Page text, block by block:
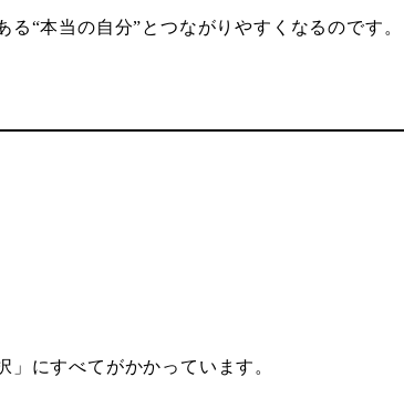
“本当の自分”とつながりやすくなるのです。
にすべてがかかっています。